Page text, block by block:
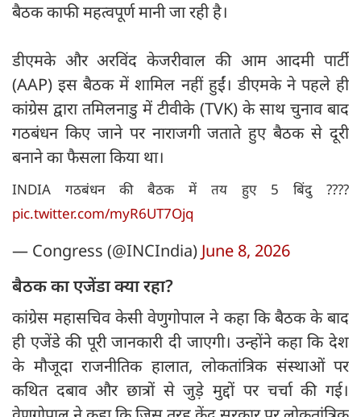
बैठक काफी महत्वपूर्ण मानी जा रही है।
डीएमके और अरविंद केजरीवाल की आम आदमी पार्टी
(AAP) इस बैठक में शामिल नहीं हुईं। डीएमके ने पहले ही
कांग्रेस द्वारा तमिलनाडु में टीवीके (TVK) के साथ चुनाव बाद
गठबंधन किए जाने पर नाराजगी जताते हुए बैठक से दूरी
बनाने का फैसला किया था।
INDIA गठबंधन की बैठक में तय हुए 5 बिंदु ????
pic.twitter.com/myR6UT7Ojq
— Congress (@INCIndia) June 8, 2026
बैठक का एजेंडा क्या रहा?
कांग्रेस महासचिव केसी वेणुगोपाल ने कहा कि बैठक के बाद
ही एजेंडे की पूरी जानकारी दी जाएगी। उन्होंने कहा कि देश
के मौजूदा राजनीतिक हालात, लोकतांत्रिक संस्थाओं पर
कथित दबाव और छात्रों से जुड़े मुद्दों पर चर्चा की गई।